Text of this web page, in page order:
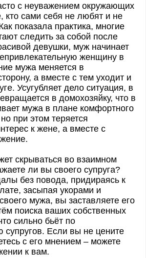
с неуважением окружающих
кто сами себя не любят и не
показала практика, многие
следить за собой после
девушки, муж начинает
женщину в
мужа меняется в
а вместе с тем уходит и
Усугубляет дело ситуация, в
в домохозяйку, что в
мужа в плане комфортного
при этом теряется
к жене, а вместе с
скрываться во взаимном
ли вы своего супруга?
без повода, придираясь к
засыпая укорами и
мужа, вы заставляете его
поиска ваших собственных
сильно бьёт по
супругов. Если вы не цените
с его мнением – можете
к вам.